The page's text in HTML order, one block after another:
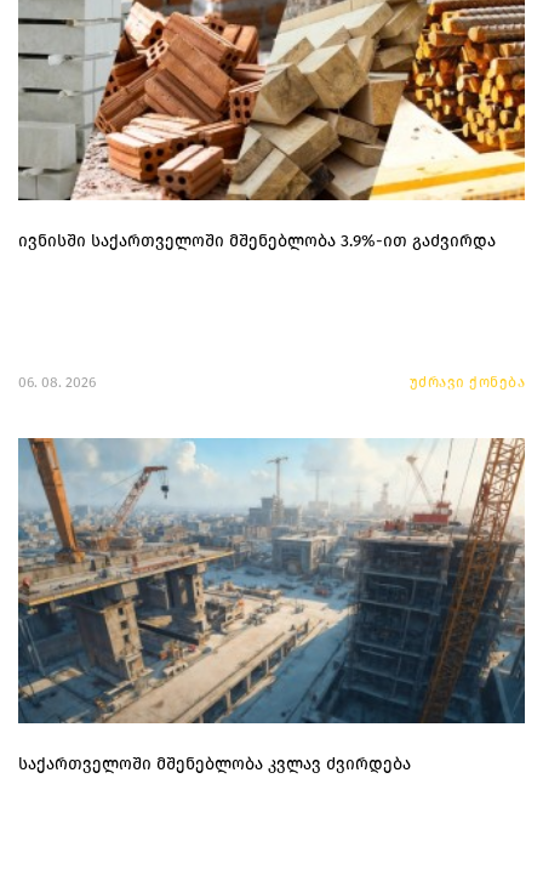
ივნისში საქართველოში მშენებლობა 3.9%-ით გაძვირდა
06. 08. 2026 უძრავი ქონება
საქართველოში მშენებლობა კვლავ ძვირდება